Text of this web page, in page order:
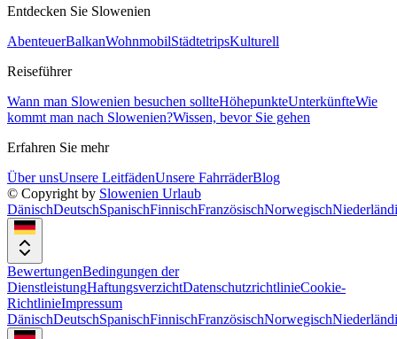
Entdecken Sie Slowenien
AbenteuerBalkanWohnmobilStädtetripsKulturell
Reiseführer
Wann man Slowenien besuchen sollteHöhepunkteUnterkünfteWie
kommt man nach Slowenien?Wissen, bevor Sie gehen
Erfahren Sie mehr
Über unsUnsere LeitfädenUnsere FahrräderBlog
© Copyright by Slowenien Urlaub
DänischDeutschSpanischFinnischFranzösischNorwegisch
BewertungenBedingungen der
DienstleistungHaftungsverzichtDatenschutzrichtlinieCookie-
RichtlinieImpressum
DänischDeutschSpanischFinnischFranzösischNorwegisch